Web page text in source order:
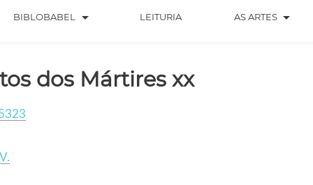
BIBLOBABEL arrow_drop_down LEITURIA AS ARTES arrow_drop_down
dos Mártires xx